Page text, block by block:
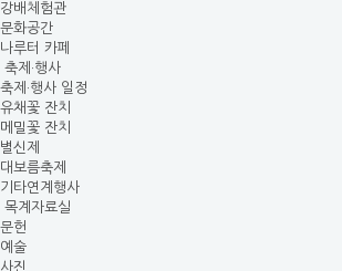
강배체험관
문화공간
나루터 카페
축제·행사
축제·행사 일정
유채꽃 잔치
메밀꽃 잔치
별신제
대보름축제
기타연계행사
목계자료실
문헌
예술
사진